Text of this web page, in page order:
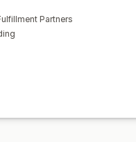
Partners